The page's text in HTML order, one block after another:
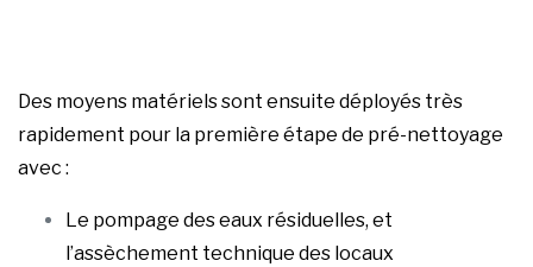
Des moyens matériels sont ensuite déployés très
rapidement pour la première étape de pré-nettoyage
avec :
Le pompage des eaux résiduelles, et
l’assèchement technique des locaux